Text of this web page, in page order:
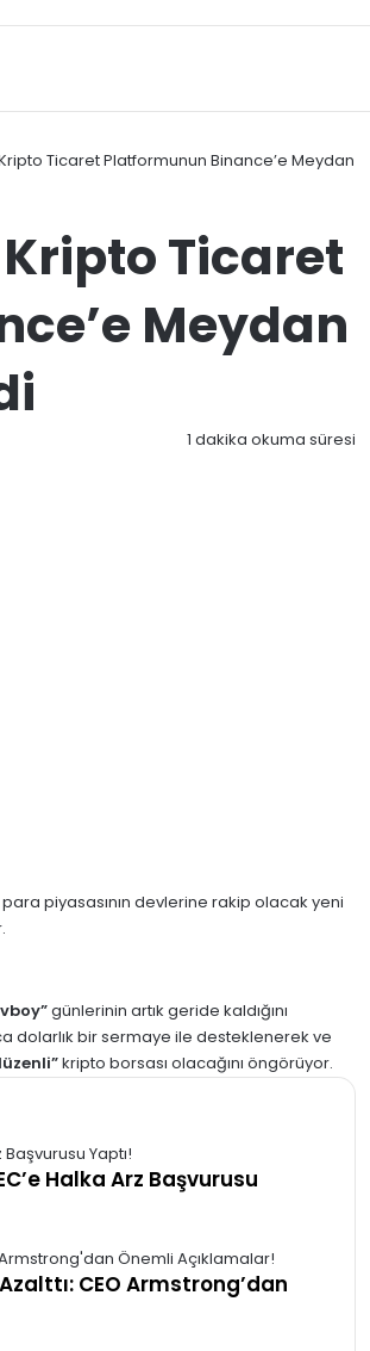
Ticaret Platformunun Binance’e Meydan
Kripto Ticaret
Meydan
1 dakika okuma süresi
para piyasasının devlerine rakip olacak yeni
günlerinin artık geride kaldığını
dolarlık bir sermaye ile desteklenerek ve
kripto borsası olacağını öngörüyor.
Halka Arz Başvurusu
CEO Armstrong’dan